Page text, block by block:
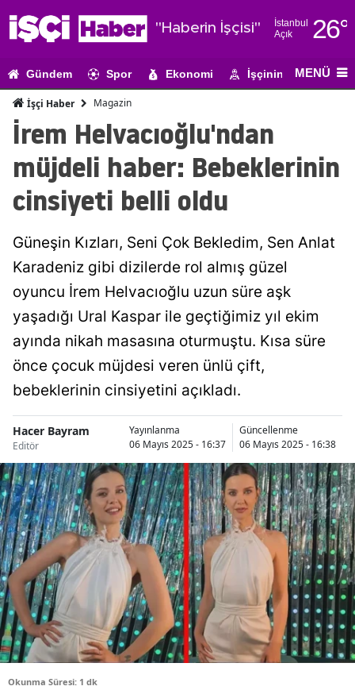
"Haberin İşçisi"
İstanbul
Açık
26°
Adıyaman
Amasya
Antalya
Aydın
Balıkesir
Bitlis
Bolu
Burdur
Bursa
Çanakkale
Çankırı
Çorum
Denizli
Gündem Spor Ekonomi İşçinin Gündemi
MENÜ
İşçi Haber Magazin
İrem Helvacıoğlu'ndan
müjdeli haber: Bebeklerinin
cinsiyeti belli oldu
Güneşin Kızları, Seni Çok Bekledim, Sen Anlat
Karadeniz gibi dizilerde rol almış güzel
oyuncu İrem Helvacıoğlu uzun süre aşk
yaşadığı Ural Kaspar ile geçtiğimiz yıl ekim
ayında nikah masasına oturmuştu. Kısa süre
önce çocuk müjdesi veren ünlü çift,
bebeklerinin cinsiyetini açıkladı.
Hacer Bayram
Editör
Yayınlanma
06 Mayıs 2025 - 16:37
Güncellenme
06 Mayıs 2025 - 16:38
Okunma Süresi: 1 dk